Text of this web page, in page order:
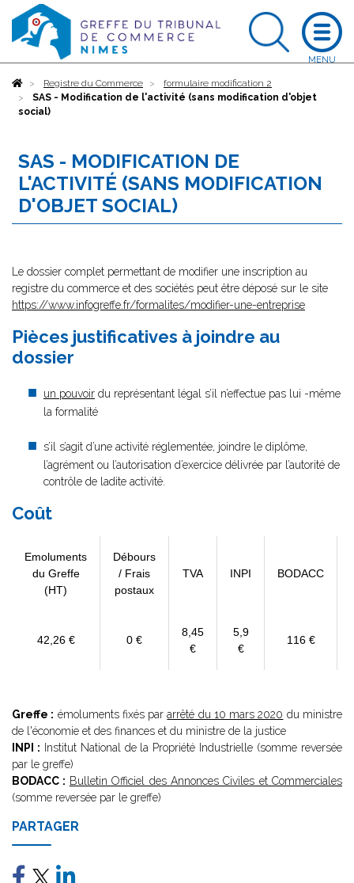
AccueilRegistre du Commerce
formulaire modification 2
SAS - Modification de l'activité (sans modification d'objet
social)
SAS - MODIFICATION DE
L'ACTIVITÉ (SANS MODIFICATION
D'OBJET SOCIAL)
Le dossier complet permettant de modifier une inscription au
registre du commerce et des sociétés peut être déposé sur le site
https://www.infogreffe.fr/formalites/modifier-une-entreprise
Pièces justificatives à joindre au
dossier
un pouvoir du représentant légal s’il n’effectue pas lui -même
la formalité
s’il s’agit d’une activité réglementée, joindre le diplôme,
l’agrément ou l’autorisation d’exercice délivrée par l’autorité de
contrôle de ladite activité.
Coût
Emoluments
du Greffe
(HT)
Débours
/ Frais
postaux
TVA INPI BODACC
42,26 € 0 €
8,45
€
5,9
€
116 €
Greffe : émoluments fixés pararrêté du 10 mars 2020 du ministre
de l'économie et des finances et du ministre de la justice
INPI : Institut National de la Propriété Industrielle (somme reversée
par le greffe)
BODACC : Bulletin Officiel des Annonces Civiles et Commerciales
(somme reversée par le greffe)
PARTAGER